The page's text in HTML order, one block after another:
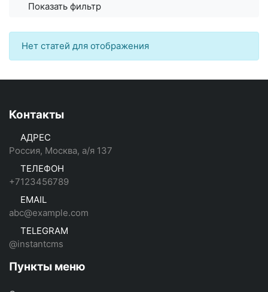
Показать фильтр
Нет статей для отображения
Контакты
АДРЕС
Россия, Москва, а/я 137
ТЕЛЕФОН
+7123456789
EMAIL
abc@example.com
TELEGRAM
@instantcms
Пункты меню